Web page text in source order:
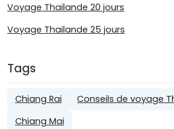
Voyage Thaïlande 20 jours
Voyage Thailande 25 jours
Tags
Chiang Rai
Conseils de voyage
Chiang Mai